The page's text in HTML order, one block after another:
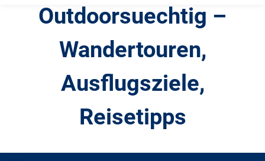
Outdoorsuechtig –
Wandertouren,
Ausflugsziele,
Reisetipps
Produkttests und Buchrezensionen. Ein Blog für alle, die gern